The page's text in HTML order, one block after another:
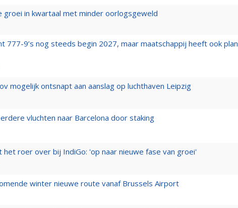
groei in kwartaal met minder oorlogsgeweld
777-9’s nog steeds begin 2027, maar maatschappij heeft ook plan
mogelijk ontsnapt aan aanslag op luchthaven Leipzig
vluchten naar Barcelona door staking
het roer over bij IndiGo: 'op naar nieuwe fase van groei'
winter nieuwe route vanaf Brussels Airport